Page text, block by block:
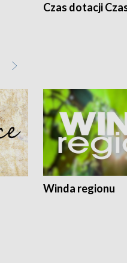
Czas dotacji
Winda regionu